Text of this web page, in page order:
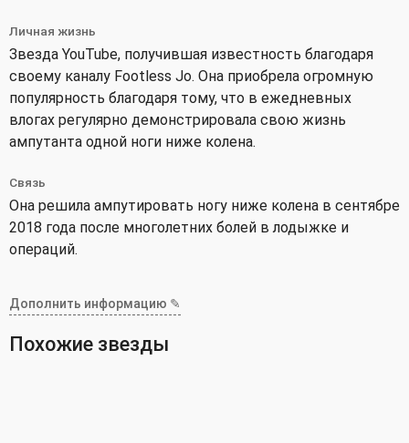
Личная жизнь
Звезда YouTube, получившая известность благодаря
своему каналу Footless Jo. Она приобрела огромную
популярность благодаря тому, что в ежедневных
влогах регулярно демонстрировала свою жизнь
ампутанта одной ноги ниже колена.
Связь
Она решила ампутировать ногу ниже колена в сентябре
2018 года после многолетних болей в лодыжке и
операций.
Дополнить информацию ✎
Похожие звезды